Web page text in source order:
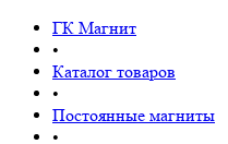
ГК Магнит
•
Каталог товаров
•
Постоянные магниты
•